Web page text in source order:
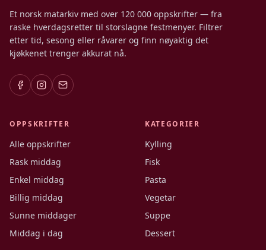
Et norsk matarkiv med over 120 000 oppskrifter — fra
raske hverdagsretter til storslagne festmenyer. Filtrer
etter tid, sesong eller råvarer og finn nøyaktig det
kjøkkenet trenger akkurat nå.
OPPSKRIFTER
Alle oppskrifter
Rask middag
Enkel middag
Billig middag
Sunne middager
Middag i dag
KATEGORIER
Kylling
Fisk
Pasta
Vegetar
Suppe
Dessert